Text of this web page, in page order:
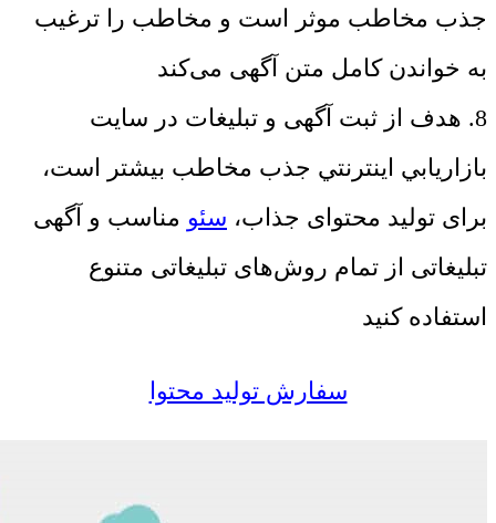
جذب مخاطب موثر است و مخاطب را ترغیب
به خواندن کامل متن آگهی می‌کند
8. هدف از ثبت آگهی و تبلیغات در سايت
بازاريابي اينترنتي جذب مخاطب بیشتر است،
برای تولید محتوای جذاب، سئو مناسب و آگهی
تبلیغاتی از تمام روش‌های تبلیغاتی متنوع
استفاده کنید
سفارش تولید محتوا